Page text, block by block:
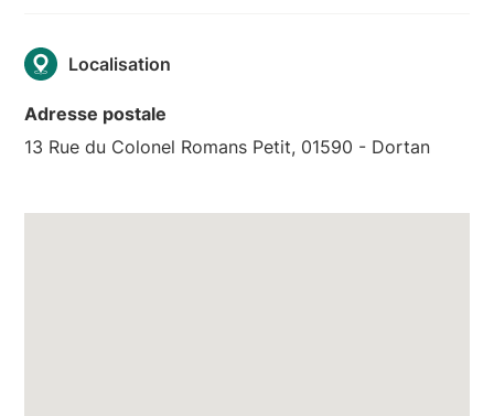
Localisation
Adresse postale
13 Rue du Colonel Romans Petit, 01590 - Dortan